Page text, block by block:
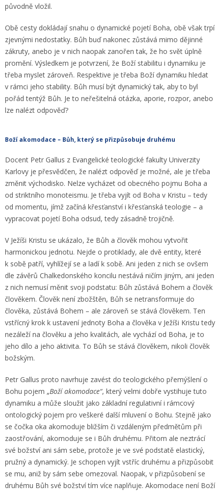
původně vložil.
Obě cesty dokládají snahu o dynamické pojetí Boha, obě však trpí
zjevnými nedostatky. Bůh buď nakonec zůstává mimo dějinné
zákruty, anebo je v nich naopak zanořen tak, že ho svět úplně
promění. Výsledkem je potvrzení, že Boží stabilitu i dynamiku je
třeba myslet zároveň. Respektive je třeba Boží dynamiku hledat
v rámci jeho stability. Bůh musí být dynamický tak, aby to byl
pořád tentýž Bůh. Je to neřešitelná otázka, aporie, rozpor, anebo
lze nalézt odpověď?
Boží akomodace – Bůh, který se přizpůsobuje druhému
Docent Petr Gallus z Evangelické teologické fakulty Univerzity
Karlovy je přesvědčen, že nalézt odpověď je možné, ale je třeba
změnit východisko. Nelze vycházet od obecného pojmu Boha a
od striktního monoteismu. Je třeba vyjít od Boha v Kristu – tedy
od momentu, jímž začíná křesťanství i křesťanská teologie – a
vypracovat pojetí Boha odsud, tedy zásadně trojičně.
V Ježíši Kristu se ukázalo, že Bůh a člověk mohou vytvořit
harmonickou jednotu. Nejde o protiklady, ale dvě entity, které
k sobě patří, vyhlížejí se a ladí k sobě. Ani jeden z nich se ovšem
dle závěrů Chalkedonského koncilu nestává ničím jiným, ani jeden
z nich nemusí měnit svoji podstatu: Bůh zůstává Bohem a člověk
člověkem. Člověk není zbožštěn, Bůh se netransformuje do
člověka, zůstává Bohem – ale zároveň se stává člověkem. Ten
vstřícný krok k ustavení jednoty Boha a člověka v Ježíši Kristu tedy
nezáleží na člověku a jeho kvalitách, ale vychází od Boha, je to
jeho dílo a jeho aktivita. To Bůh se stává člověkem, nikoli člověk
božským.
Petr Gallus proto navrhuje zavést do teologického přemýšlení o
Bohu pojem „Boží akomodace“, který velmi dobře vystihuje tuto
dynamiku a může sloužit jako základní regulativní i rámcový
ontologický pojem pro veškeré další mluvení o Bohu. Stejně jako
se čočka oka akomoduje bližším či vzdáleným předmětům při
zaostřování, akomoduje se i Bůh druhému. Přitom ale neztrácí
své božství ani sám sebe, protože je ve své podstatě elastický,
pružný a dynamický. Je schopen vyjít vstříc druhému a přizpůsobit
se mu, aniž by sám sebe omezoval. Naopak, v přizpůsobení se
druhému Bůh své božství tím více naplňuje. Akomodace není Boží